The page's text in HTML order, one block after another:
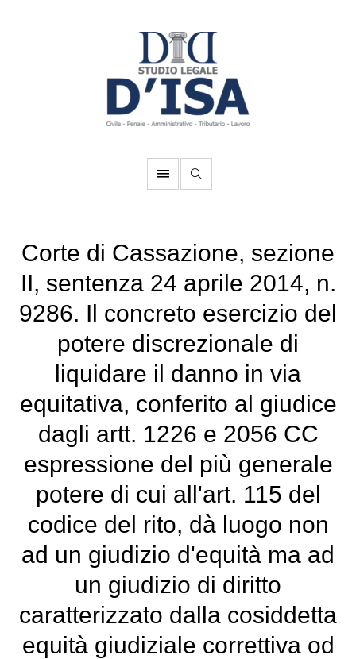
Corte di Cassazione, sezione
II, sentenza 24 aprile 2014, n.
9286. Il concreto esercizio del
potere discrezionale di
liquidare il danno in via
equitativa, conferito al giudice
dagli artt. 1226 e 2056 CC
espressione del più generale
potere di cui all'art. 115 del
codice del rito, dà luogo non
ad un giudizio d'equità ma ad
un giudizio di diritto
caratterizzato dalla cosiddetta
equità giudiziale correttiva od